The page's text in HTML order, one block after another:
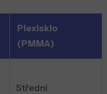
Plexisklo
(PMMA)
Střední